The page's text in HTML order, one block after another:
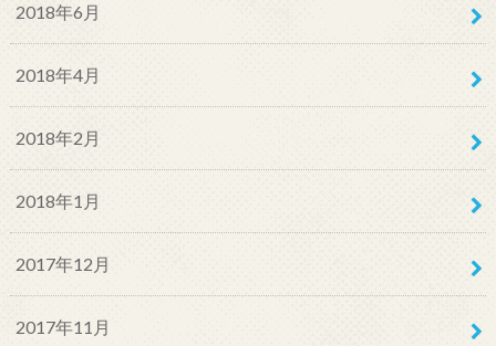
2018年6月
2018年4月
2018年2月
2018年1月
2017年12月
2017年11月